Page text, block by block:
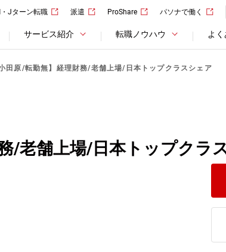
Jターン転職 派遣 ProShare パソナで働く
サービス紹介 転職ノウハウ よ
田原/転勤無】経理財務/老舗上場/日本トップクラスシェア
/老舗上場/日本トップクラ